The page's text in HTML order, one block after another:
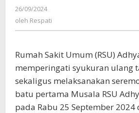
Amanat
dan
Kesehatan
Yustisial
26/09/2024
oleh Respati
Rumah Sakit Umum (RSU)
memperingati syukuran ulang
sekaligus melaksanakan
batu pertama Musala RSU
pada Rabu 25 September 2024